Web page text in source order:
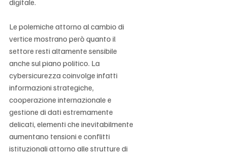
Le polemiche attorno al cambio di
vertice mostrano però quanto il
settore resti altamente sensibile
anche sul piano politico. La
cybersicurezza coinvolge infatti
informazioni strategiche,
cooperazione internazionale e
gestione di dati estremamente
delicati, elementi che inevitabilmente
aumentano tensioni e conflitti
istituzionali attorno alle strutture di